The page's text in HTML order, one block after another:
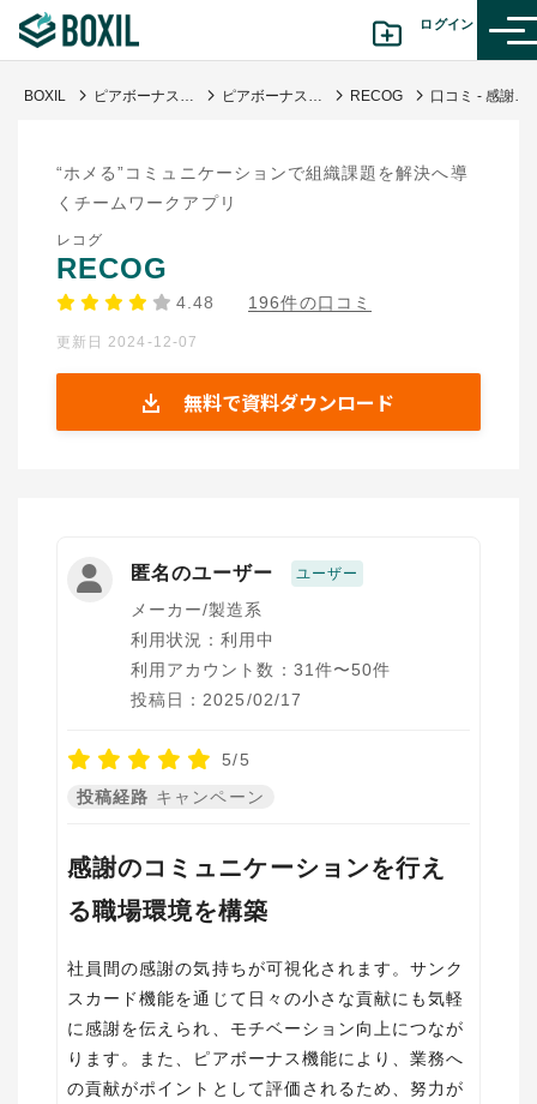
ログイン
診断から探す(β版)
記事から探す
BOXIL ピアボーナス®とは？新たな成果給のメリット・デメリット | 導入企業事例・ツール ピアボーナスツール RECOG 口コミ - 感謝のコミュニケーションを行える職場環境を構築
“ホメる”コミュニケーションで組織課題を解決へ導
くチームワークアプリ
レコグ
RECOG
4.48 196件の口コミ
更新日 2024-12-07
無料で資料ダウンロード
匿名のユーザー ユーザー
メーカー/製造系
利用状況：利用中
利用アカウント数：31件〜50件
投稿日：2025/02/17
5/5
投稿経路 キャンペーン
感謝のコミュニケーションを行え
る職場環境を構築
社員間の感謝の気持ちが可視化されます。サンク
スカード機能を通じて日々の小さな貢献にも気軽
に感謝を伝えられ、モチベーション向上につなが
ります。また、ピアボーナス機能により、業務へ
の貢献がポイントとして評価されるため、努力が